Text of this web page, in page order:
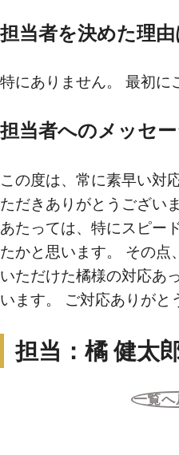
担当者を決めた理
特にありません。 最初に
担当者へのメッセ
この度は、常に素早い対
ただきありがとうござい
あたっては、特にスピー
たかと思います。 その点
いただけた橘様の対応あ
います。 ご対応ありがと
担当：橘 健太
一覧へ
エリアから探す
学区から探す
地図から探す
こだわりから探す
不動産売却について